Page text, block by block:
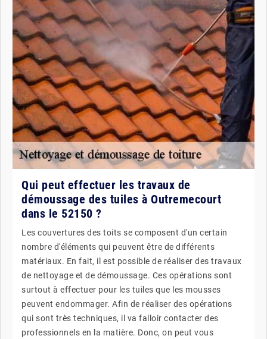
Qui peut effectuer les travaux de
démoussage des tuiles à Outremecourt
dans le 52150 ?
Les couvertures des toits se composent d'un certain
nombre d'éléments qui peuvent être de différents
matériaux. En fait, il est possible de réaliser des travaux
de nettoyage et de démoussage. Ces opérations sont
surtout à effectuer pour les tuiles que les mousses
peuvent endommager. Afin de réaliser des opérations
qui sont très techniques, il va falloir contacter des
professionnels en la matière. Donc, on peut vous